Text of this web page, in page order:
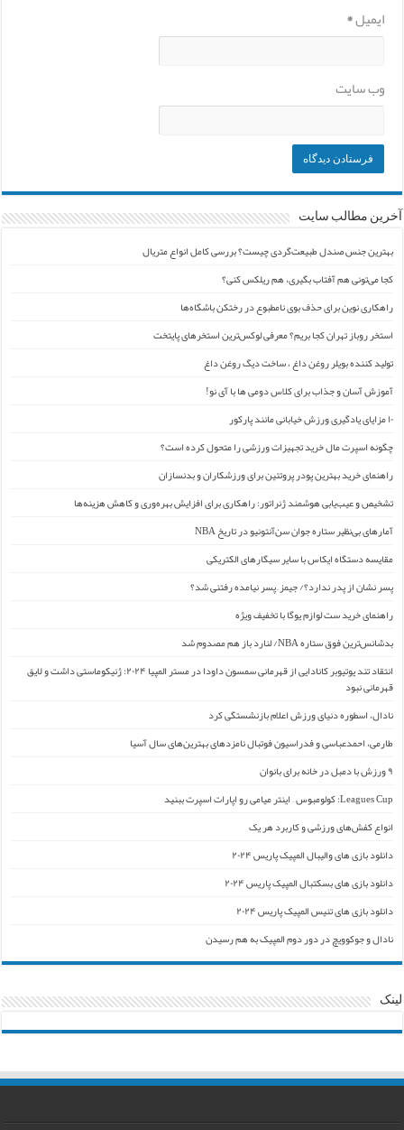
ایمیل*
وب‌ سایت
آخرین مطالب سایت
بهترین جنس صندل طبیعت‌گردی چیست؟ بررسی کامل انواع متریال
کجا می‌تونی هم آفتاب بگیری، هم ریلکس کنی؟
راهکاری نوین برای حذف بوی نامطبوع در رختکن باشگاه‌ها
استخر روباز تهران کجا بریم؟ معرفی لوکس‌ترین استخرهای پایتخت
تولید کننده بویلر روغن داغ ، ساخت دیگ روغن داغ
آموزش آسان و جذاب برای کلاس دومی ها با آی نو!
۱۰ مزایای یادگیری ورزش خیابانی مانند پارکور
چگونه اسپرت مال خرید تجهیزات ورزشی را متحول کرده است؟
راهنمای خرید بهترین پودر پروتئین برای ورزشکاران و بدنسازان
تشخیص و عیب‌یابی هوشمند ژنراتور: راهکاری برای افزایش بهره‌وری و کاهش هزینه‌ها
آمارهای بی‌نظیر ستاره جوان سن‌آنتونیو در تاریخ NBA
مقایسه دستگاه ایکاس با سایر سیگارهای الکتریکی
پسر نشان از پدر ندارد؟/ جیمز ِ پسر نیامده رفتنی شد؟
راهنمای خرید ست لوازم یوگا با تخفیف ویژه
بدشانس‌ترین فوق ستاره NBA/ لنارد باز هم مصدوم شد
انتقاد تند یوتیوبر کانادایی از قهرمانی سمسون داودا در مستر المپیا ۲۰۲۴: ژنیکوماستی داشت و لایق
قهرمانی نبود
نادال، اسطوره دنیای ورزش اعلام بازنشستگی کرد
طارمی، احمدعباسی و فدراسیون فوتبال نامزدهای بهترین‌های سال آسیا
۹ ورزش با دمبل در خانه برای بانوان
Leagues Cup: کولومبوس – اینتر میامی رو اپارات اسپرت ببنید
انواع کفش‌های ورزشی و کاربرد هر یک
دانلود بازی های والیبال المپیک پاریس ۲۰۲۴
دانلود بازی های بسکتبال المپیک پاریس ۲۰۲۴
دانلود بازی های تنیس المپیک پاریس ۲۰۲۴
نادال و جوکوویچ در دور دوم المپیک به هم رسیدن
لینک